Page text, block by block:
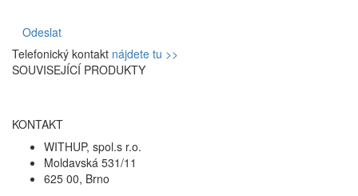
Odeslat
Telefonický kontakt nájdete tu >>
SOUVISEJÍCÍ PRODUKTY
KONTAKT
WITHUP, spol.s r.o.
Moldavská 531/11
625 00, Brno